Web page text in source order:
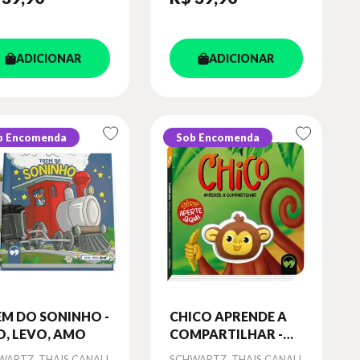
ADICIONAR ADICIONAR
Encomenda
DO SONINHO -
LEVO, AMO
Sob Encomenda
CHICO APRENDE A
COMPARTILHAR -
APERTE AQUI